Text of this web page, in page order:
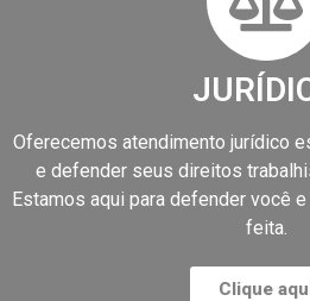
Oferecemos atendimento jurídico
e defender seus direitos
Estamos aqui para defender você
feita.
Clique